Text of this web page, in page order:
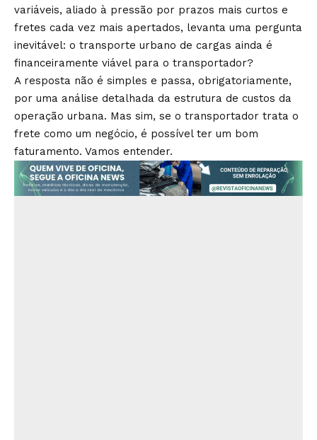
variáveis, aliado à pressão por prazos mais curtos e
fretes cada vez mais apertados, levanta uma pergunta
inevitável: o transporte urbano de cargas ainda é
financeiramente viável para o transportador?
A resposta não é simples e passa, obrigatoriamente,
por uma análise detalhada da estrutura de custos da
operação urbana. Mas sim, se o transportador trata o
frete como um negócio, é possível ter um bom
faturamento. Vamos entender.